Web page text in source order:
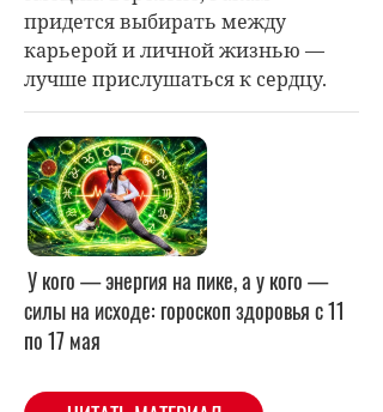
придется выбирать между
карьерой и личной жизнью —
лучше прислушаться к сердцу.
У кого — энергия на пике, а у кого —
силы на исходе: гороскоп здоровья с 11
по 17 мая